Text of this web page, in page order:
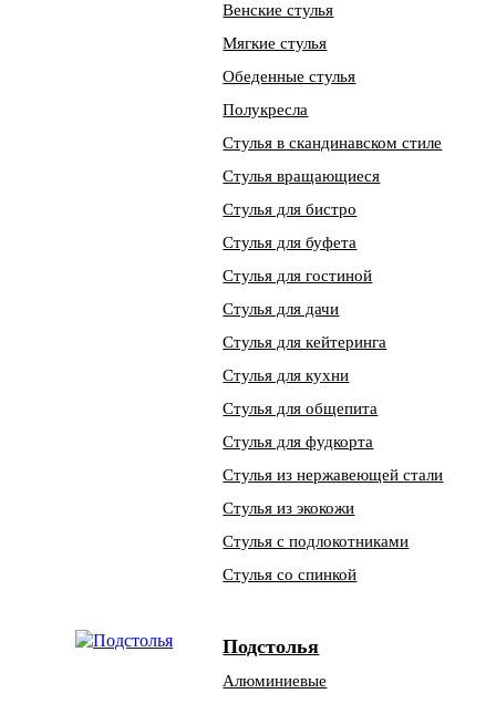
Венские стулья
Мягкие стулья
Обеденные стулья
Полукресла
Стулья в скандинавском стиле
Стулья вращающиеся
Стулья для бистро
Стулья для буфета
Стулья для гостиной
Стулья для дачи
Стулья для кейтеринга
Стулья для кухни
Стулья для общепита
Стулья для фудкорта
Стулья из нержавеющей стали
Стулья из экокожи
Стулья с подлокотниками
Стулья со спинкой
Подстолья
Алюминиевые